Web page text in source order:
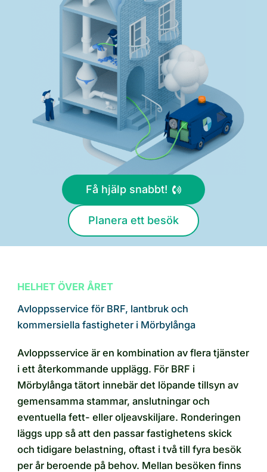
Få hjälp snabbt!
Planera ett besök
HELHET ÖVER ÅRET
Avloppsservice för BRF, lantbruk och
kommersiella fastigheter i Mörbylånga
Avloppsservice är en kombination av flera tjänster
i ett återkommande upplägg. För BRF i
Mörbylånga tätort innebär det löpande tillsyn av
gemensamma stammar, anslutningar och
eventuella fett- eller oljeavskiljare. Ronderingen
läggs upp så att den passar fastighetens skick
och tidigare belastning, oftast i två till fyra besök
per år beroende på behov. Mellan besöken finns